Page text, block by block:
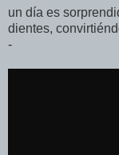
un día es
dientes,
-